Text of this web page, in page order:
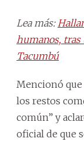
Lea más:
humanos, tras
Tacumbú
Mencionó
los restos
común” y
oficial de que